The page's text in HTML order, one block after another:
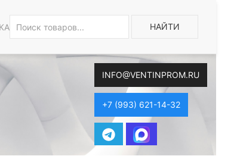
НАЙТИ
INFO@VENTINPROM.RU
+7 (993) 621-14-32